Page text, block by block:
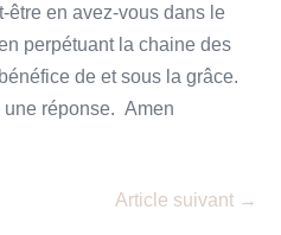
être en avez-vous dans le
perpétuant la chaine des
de et sous la grâce.
une réponse. Amen
Article suivant →